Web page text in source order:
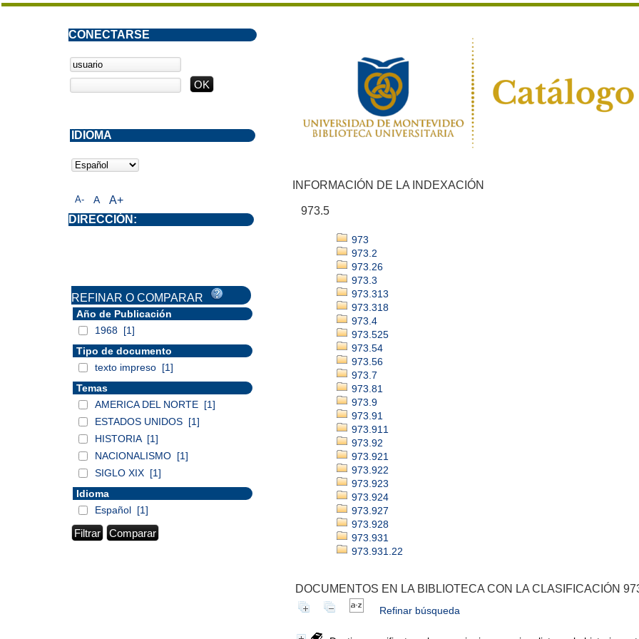
INFORMACIÓN DE LA INDEXACIÓN
973.5
973
973.2
973.26
973.3
973.313
973.318
973.4
973.525
973.54
973.56
973.7
973.81
973.9
973.91
973.911
973.92
973.921
973.922
973.923
973.924
973.927
973.928
973.931
973.931.22
DOCUMENTOS EN LA BIBLIOTECA CON LA CLASIFICACIÓN
Refinar búsqueda
A- A A+
CONECTARSE
DIRECCIÓN:
IDIOMA
REFINAR O COMPARAR
Año de Publicación
1968 [1]
Tipo de documento
texto impreso [1]
Temas
AMERICA DEL NORTE [1]
ESTADOS UNIDOS [1]
HISTORIA [1]
NACIONALISMO [1]
SIGLO XIX [1]
Idioma
Español [1]